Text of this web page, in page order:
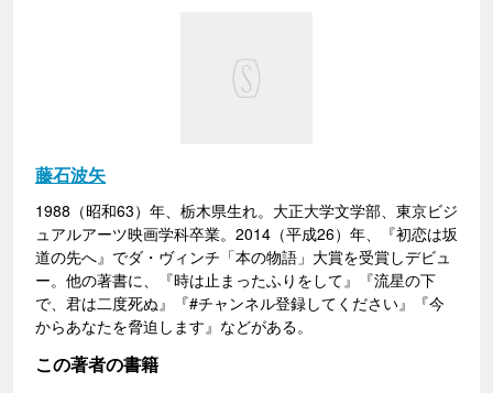
藤石波矢
1988（昭和63）年、栃木県生れ。大正大学文学部、東京ビジ
ュアルアーツ映画学科卒業。2014（平成26）年、『初恋は坂
道の先へ』でダ・ヴィンチ「本の物語」大賞を受賞しデビュ
ー。他の著書に、『時は止まったふりをして』『流星の下
で、君は二度死ぬ』『#チャンネル登録してください』『今
からあなたを脅迫します』などがある。
この著者の書籍